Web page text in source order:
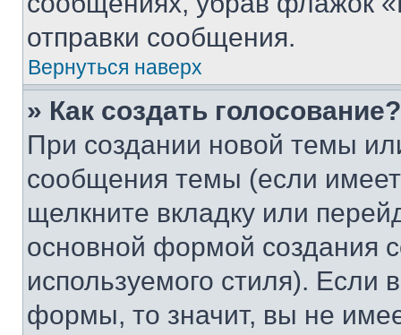
отправки сообщения.
Вернуться наверх
» Как создать голосование?
При создании новой темы
сообщения темы (если
щелкните вкладку или
основной формой создания
используемого стиля). Если
формы, то значит, вы не